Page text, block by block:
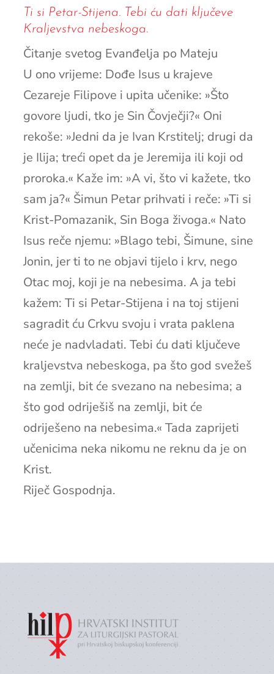
Ti si Petar-Stijena. Tebi ću dati ključeve
Kraljevstva nebeskoga.
Čitanje svetog Evanđelja po Mateju
U ono vrijeme: Dođe Isus u krajeve
Cezareje Filipove i upita učenike: »Što
govore ljudi, tko je Sin Čovječji?« Oni
rekoše: »Jedni da je Ivan Krstitelj; drugi da
je Ilija; treći opet da je Jeremija ili koji od
proroka.« Kaže im: »A vi, što vi kažete, tko
sam ja?« Šimun Petar prihvati i reče: »Ti si
Krist-Pomazanik, Sin Boga živoga.« Nato
Isus reče njemu: »Blago tebi, Šimune, sine
Jonin, jer ti to ne objavi tijelo i krv, nego
Otac moj, koji je na nebesima. A ja tebi
kažem: Ti si Petar-Stijena i na toj stijeni
sagradit ću Crkvu svoju i vrata paklena
neće je nadvladati. Tebi ću dati ključeve
kraljevstva nebeskoga, pa što god svežeš
na zemlji, bit će svezano na nebesima; a
što god odriješiš na zemlji, bit će
odriješeno na nebesima.« Tada zaprijeti
učenicima neka nikomu ne reknu da je on
Krist.
Riječ Gospodnja.